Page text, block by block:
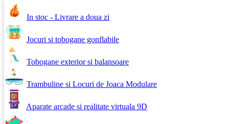
In stoc - Livrare a doua zi
Jocuri si tobogane gonflabile
Tobogane exterior si balansoare
Trambuline si Locuri de Joaca Modulare
Aparate arcade si realitate virtuala 9D